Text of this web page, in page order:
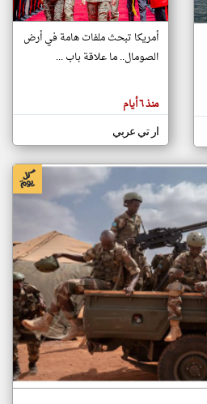
تغيير الدولة
اخبار الصومال على مدار الساعة
أهم اخبار الصومال العاجلة والمباشرة
أمريكا تبحث ملفات هامة في أرض
الصومال.. ما علاقة باب ...
منذ ٦ أيام
ار تي عربي
klyoum.com